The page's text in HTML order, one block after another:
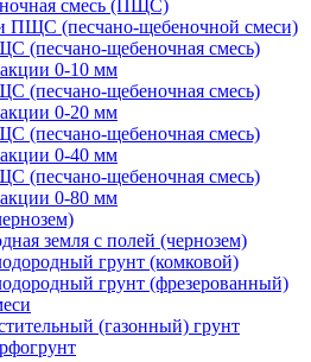
смесь (ПЩС)
ПЩС (песчано-щебеночной смеси)
(песчано-щебеночная смесь)
0-10 мм
(песчано-щебеночная смесь)
0-20 мм
(песчано-щебеночная смесь)
0-40 мм
(песчано-щебеночная смесь)
0-80 мм
земля с полей (чернозем)
грунт (комковой)
грунт (фрезерованный)
(газонный) грунт